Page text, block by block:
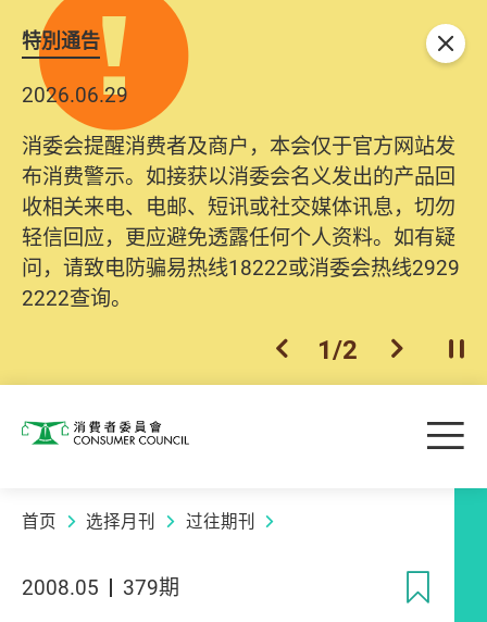
特別通告
2026.06.29
消委会提醒消费者及商户，本会仅于官方网站发
布消费警示。如接获以消委会名义发出的产品回
收相关来电、电邮、短讯或社交媒体讯息，切勿
轻信回应，更应避免透露任何个人资料。如有疑
问，请致电防骗易热线18222或消委会热线2929
2222查询。
上一个
1/2 下一个开
关闭
消费者委员会 目
首页 选择月刊 过往期刊
2008.05 379期